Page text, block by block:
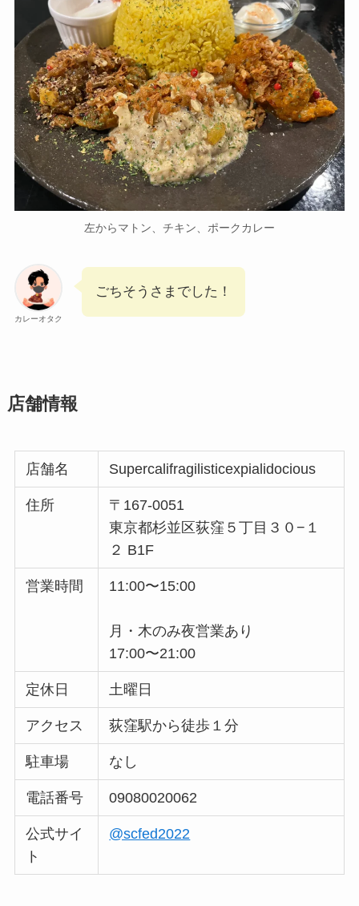
左からマトン、チキン、ポークカレー
カレーオタク
ごちそうさまでした！
店舗情報
店舗名 Supercalifragilisticexpialidocious
住所
〒167-0051
東京都杉並区荻窪５丁目３０−１
２ B1F
営業時間 11:00〜15:00
月・木のみ夜営業あり
17:00〜21:00
定休日 土曜日
アクセス 荻窪駅から徒歩１分
駐車場 なし
電話番号 09080020062
公式サイ
ト
@scfed2022